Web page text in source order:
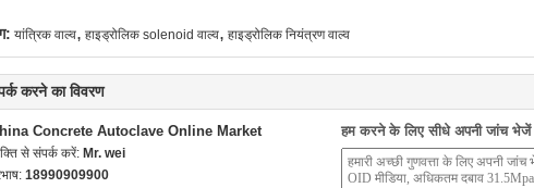
यांत्रिक वाल्व, हाइड्रोलिक solenoid वाल्व, हाइड्रोलिक नियंत्रण वाल्व
करने का विवरण
Concrete Autoclave Online Market
से संपर्क करें: Mr. wei
18990909900
हम करने के लिए सीधे अपनी जांच भेजें